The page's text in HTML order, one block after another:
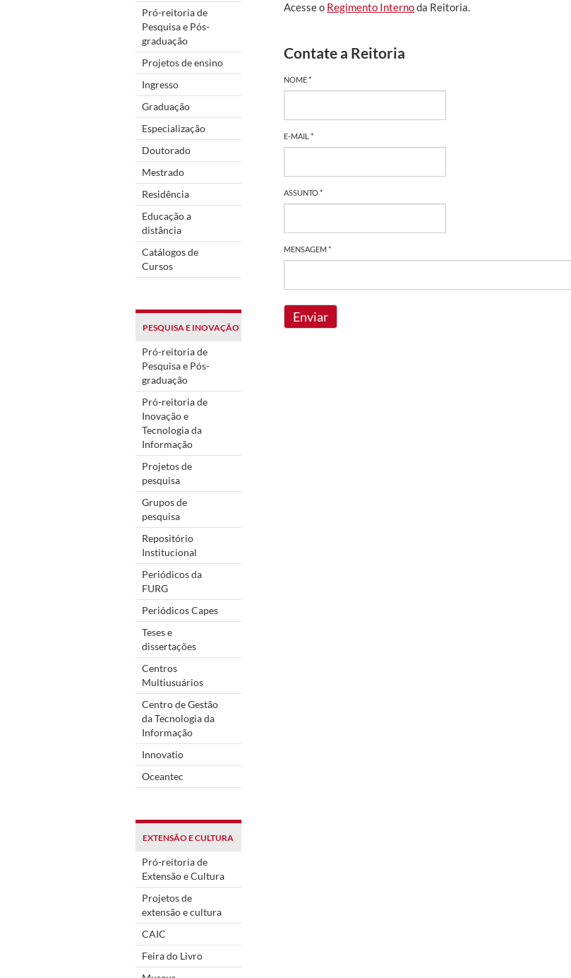
Pró-reitoria de
Pesquisa e Pós-
graduação
Projetos de ensino
Ingresso
Graduação
Especialização
Doutorado
Mestrado
Residência
Educação a
distância
Catálogos de
Cursos
PESQUISA E INOVAÇÃO
Pró-reitoria de
Pesquisa e Pós-
graduação
Pró-reitoria de
Inovação e
Tecnologia da
Informação
Projetos de
pesquisa
Grupos de
pesquisa
Repositório
Institucional
Periódicos da
FURG
Periódicos Capes
Teses e
dissertações
Centros
Multiusuários
Centro de Gestão
da Tecnologia da
Informação
Innovatio
Oceantec
EXTENSÃO E CULTURA
Pró-reitoria de
Extensão e Cultura
Projetos de
extensão e cultura
CAIC
Feira do Livro
Acesse o Regimento Internoda Reitoria.
Contate a Reitoria
NOME *
E-MAIL *
ASSUNTO *
MENSAGEM *
Enviar